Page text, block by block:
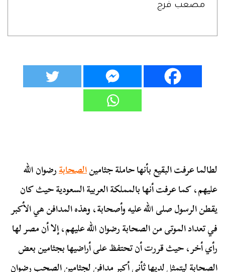
مصعب فرج
لطالما عرفت البقيع بأنها حاملة جثامينالصحابةرضوان الله
عليهم، كما عرفت أنها بالمملكة العربية السعودية حيث كان
يقطن الرسول صلى الله عليه وأصحابة، وهذه المدافن هي الأكبر
في تعداد الموتى من الصحابة رضوان الله عليهم، إلا أن مصر لها
رأي أخر، حيث قررت أن تحتفظ على أراضيها بجثامين بعض
الصحابة ليتمثل لديها ثأني أكبر مدافن لجثامين الصحب رضوان